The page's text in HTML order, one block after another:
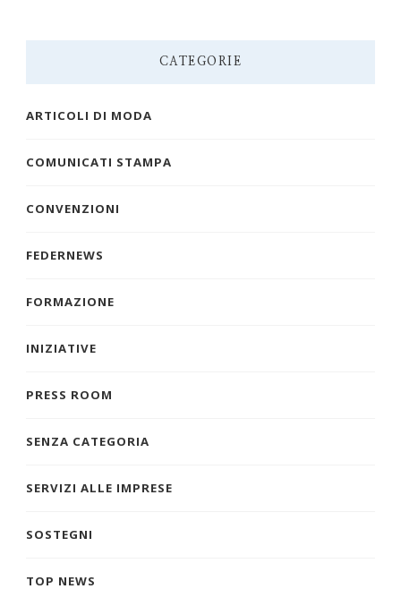
CATEGORIE
ARTICOLI DI MODA
COMUNICATI STAMPA
CONVENZIONI
FEDERNEWS
FORMAZIONE
INIZIATIVE
PRESS ROOM
SENZA CATEGORIA
SERVIZI ALLE IMPRESE
SOSTEGNI
TOP NEWS